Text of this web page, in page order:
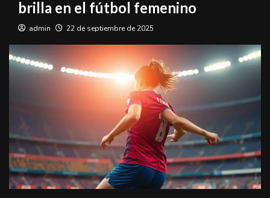
brilla en el fútbol femenino
admin 22 de septiembre de 2025